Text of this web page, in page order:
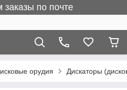
по почте
орудия Дискаторы